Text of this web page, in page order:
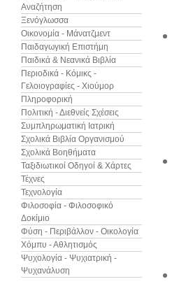
Αναζήτηση
Ξενόγλωσσα
Οικονομία - Μάνατζμεντ
Παιδαγωγική Επιστήμη
Παιδικά & Νεανικά Βιβλία
Περιοδικά - Κόμικς -
Γελοιογραφίες - Χιούμορ
Πληροφορική
Πολιτική - Διεθνείς Σχέσεις
Συμπληρωματική Ιατρική
Σχολικά Βιβλία Οργανισμού
Σχολικά Βοηθήματα
Ταξιδιωτικοί Οδηγοί & Χάρτες
Τέχνες
Τεχνολογία
Φιλοσοφία - Φιλοσοφικό
Δοκίμιο
Φύση - Περιβάλλον - Οικολογία
Χόμπυ - Αθλητισμός
Ψυχολογία - Ψυχιατρική -
Ψυχανάλυση